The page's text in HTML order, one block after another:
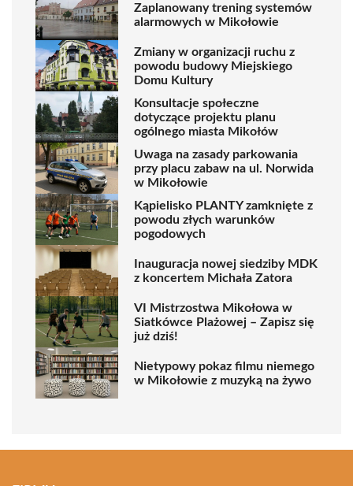
Zaplanowany trening systemów
alarmowych w Mikołowie
Zmiany w organizacji ruchu z
powodu budowy Miejskiego
Domu Kultury
Konsultacje społeczne
dotyczące projektu planu
ogólnego miasta Mikołów
Uwaga na zasady parkowania
przy placu zabaw na ul. Norwida
w Mikołowie
Kąpielisko PLANTY zamknięte z
powodu złych warunków
pogodowych
Inauguracja nowej siedziby MDK
z koncertem Michała Zatora
VI Mistrzostwa Mikołowa w
Siatkówce Plażowej – Zapisz się
już dziś!
Nietypowy pokaz filmu niemego
w Mikołowie z muzyką na żywo